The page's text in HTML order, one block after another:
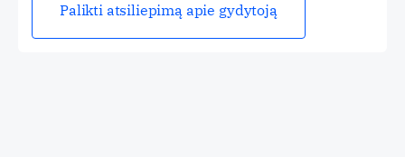
Palikti atsiliepimą apie gydytoją